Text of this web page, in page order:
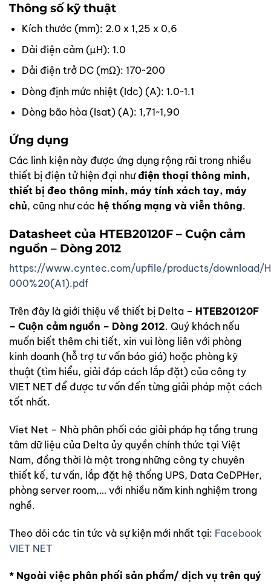
Thông số kỹ thuật
Kích thước (mm): 2.0 x 1,25 x 0,6
Dải điện cảm (µH): 1.0
Dải điện trở DC (mΩ): 170~200
Dòng định mức nhiệt (Idc) (A): 1.0~1.1
Dòng bão hòa (Isat) (A): 1,71~1,90
Ứng dụng
Các linh kiện này được ứng dụng rộng rãi trong nhiều
thiết bị điện tử hiện đại nhưđiện thoại thông minh,
thiết bị đeo thông minh, máy tính xách tay, máy
chủ, cũng như các hệ thống mạng và viễn thông.
Datasheet của HTEB20120F – Cuộn cảm
nguồn – Dòng 2012
https://www.cyntec.com/upfile/products/download/
000%20(A1).pdf
Trên đây là giới thiệu về thiết bị Delta – HTEB20120F
– Cuộn cảm nguồn – Dòng 2012. Quý khách nếu
muốn biết thêm chi tiết, xin vui lòng liên với phòng
kinh doanh (hỗ trợ tư vấn báo giá) hoặc phòng kỹ
thuật (tìm hiểu, giải đáp cách lắp đặt) của công ty
VIET NET để được tư vấn đến từng giải pháp một cách
tốt nhất.
Viet Net – Nhà phân phối các giải pháp hạ tầng trung
tâm dữ liệu của Delta ủy quyền chính thức tại Việt
Nam, đồng thời là một trong những công ty chuyên
thiết kế, tư vấn, lắp đặt hệ thống UPS, Data CeDPHer,
phòng server room,… với nhiều năm kinh nghiệm trong
nghề.
Theo dõi các tin tức và sự kiện mới nhất tại: Facebook
VIET NET
* Ngoài việc phân phối sản phẩm/ dịch vụ trên quý